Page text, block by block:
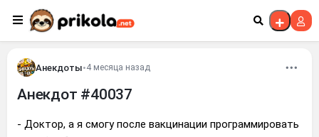
Перейти к контенту
Анекдоты•4 месяца назад
Анекдот #40037
- Доктор, а я смогу после вакцинации программировать